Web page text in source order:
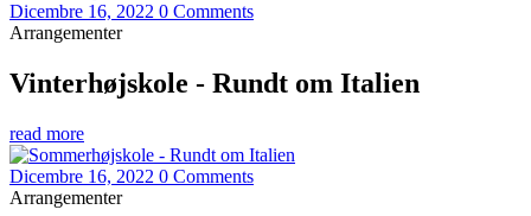
Dicembre 16, 2022 0 Comments
Arrangementer
Vinterhøjskole - Rundt om Italien
read more
Dicembre 16, 2022 0 Comments
Arrangementer